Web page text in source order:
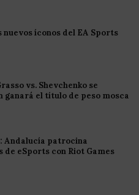
nuevos íconos del EA Sports
vs. Shevchenko se
ganará el título de peso mosca
Andalucía patrocina
de eSports con Riot Games